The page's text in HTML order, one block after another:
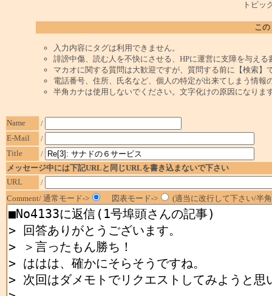
トピッ
こ
入力内容にタグは利用できません。
誹謗中傷、読む人を不快にさせる、HPに運営に支障を与え
マカオに関する質問は大歓迎ですが、質問する前に【検索】
電話番号、住所、氏名など、個人の特定が出来てしまう情報
半角カナは使用しないでください。文字化けの原因になりま
Name
/
E-Mail
/
Title
/
メッセージ中には下記URLと同じURLを書き込まないで下さい
URL
/
Comment/ 通常モード->
図表モード-> (適当に改行して下さい/半